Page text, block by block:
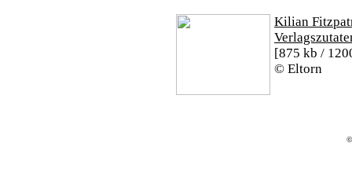
Kilian
[875 kb /
© Eltorn
©